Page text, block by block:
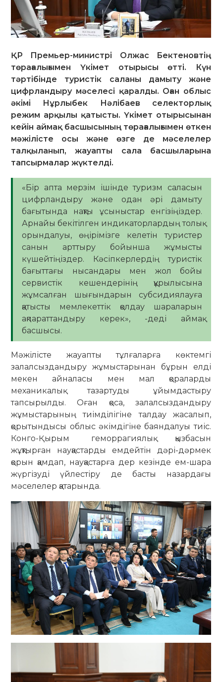
ҚР Премьер-министрі Олжас Бектеновтің
төрағалығымен Үкімет отырысы өтті. Күн
тәртібінде туристік саланы дамыту және
цифрландыру мәселесі қаралды. Оған облыс
әкімі Нұрлыбек Нәлібаев селекторлық
режим арқылы қатысты. Үкімет отырысынан
кейін аймақ басшысының төрағалығымен өткен
мәжілісте осы және өзге де мәселелер
талқыланып, жауапты сала басшыларына
тапсырмалар жүктелді.
«Бір апта мерзім ішінде туризм саласын
цифрландыру және одан әрі дамыту
бағытында нақты ұсыныстар енгізіңіздер.
Арнайы бекітілген индикаторлардың толық
орындалуы, өңірімізге келетін туристер
санын арттыру бойынша жұмысты
күшейтіңіздер. Кәсіпкерлердің туристік
бағыттағы нысандары мен жол бойы
сервистік кешендерінің құрылысына
жұмсалған шығындарын субсидиялауға
қатысты мемлекеттік қолдау шараларын
ақпараттандыру керек», -деді аймақ
басшысы.
Мәжілісте жауапты тұлғаларға көктемгі
залалсыздандыру жұмыстарынан бұрын елді
мекен айналасы мен мал қораларды
механикалық тазартуды ұйымдастыру
тапсырылды. Оған қоса, залалсыздандыру
жұмыстарының тиімділігіне талдау жасалып,
қорытындысы облыс әкімдігіне баяндалуы тиіс.
Конго-Қырым геморрагиялық қызбасын
жұқтырған науқастарды емдейтін дәрі-дәрмек
қорын қамдап, науқастарға дер кезінде ем-шара
жүргізуді үйлестіру де басты назардағы
мәселелер қатарында.